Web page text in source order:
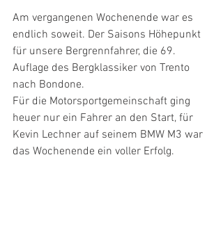
Am vergangenen Wochenende war es
endlich soweit. Der Saisons Höhepunkt
für unsere Bergrennfahrer, die 69.
Auflage des Bergklassiker von Trento
nach Bondone.
Für die Motorsportgemeinschaft ging
heuer nur ein Fahrer an den Start, für
Kevin Lechner auf seinem BMW M3 war
das Wochenende ein voller Erfolg.